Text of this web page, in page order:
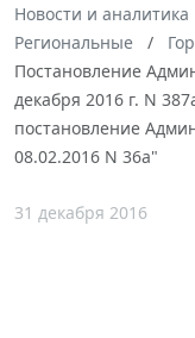
Новости и аналитика
Региональные
Постановление
декабря 2016 г. N
постановление
08.02.2016 N 36а"
31 декабря 2016